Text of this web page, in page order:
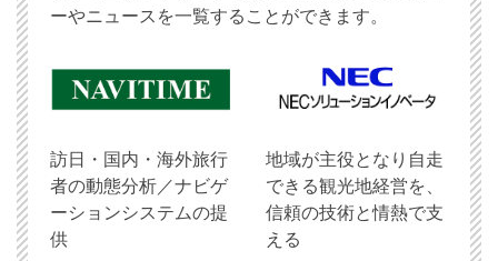
ーやニュースを一覧することができます。
訪日・国内・海外旅行
者の動態分析／ナビゲ
ーションシステムの提
供
地域が主役となり自走
できる観光地経営を、
信頼の技術と情熱で支
える